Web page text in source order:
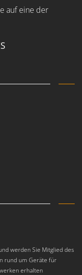
auf eine der
werden Sie Mitglied des
rund um Geräte für
erhalten